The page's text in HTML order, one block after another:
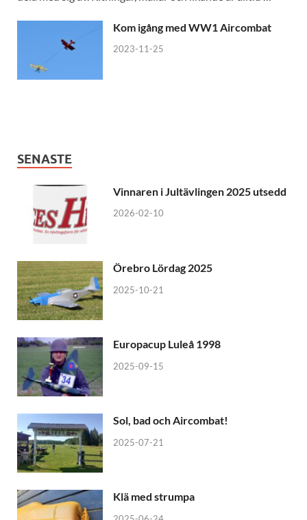
Kom igång med WW1 Aircombat
2023-11-25
SENASTE
Vinnaren i Jultävlingen 2025 utsedd
2026-02-10
Örebro Lördag 2025
2025-10-21
Europacup Luleå 1998
2025-09-15
Sol, bad och Aircombat!
2025-07-21
Klä med strumpa